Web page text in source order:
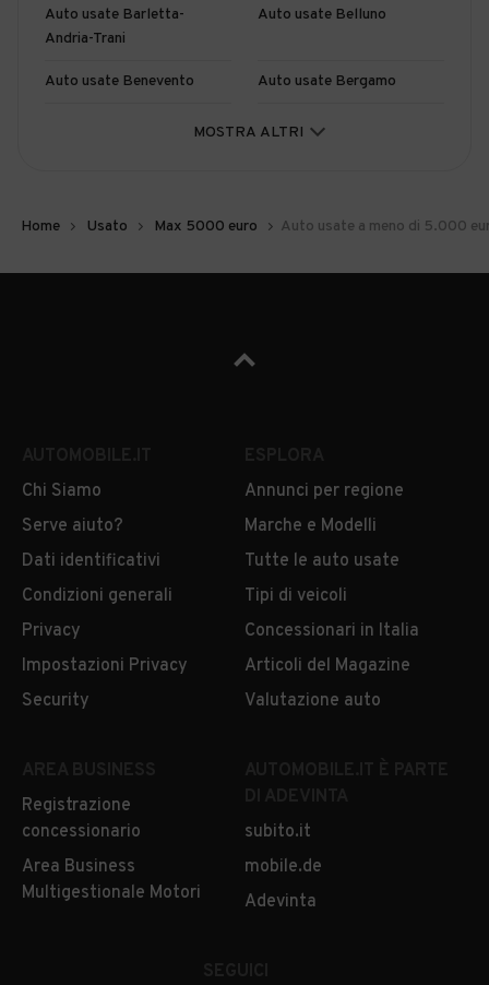
Auto usate Barletta-
Andria-Trani
Auto usate Belluno
Auto usate Benevento Auto usate Bergamo
Auto usate Bologna
Auto usate Brindisi
Auto usate Enna Auto usate Fermo
Auto usate Ferrara Auto usate Firenze
Auto usate Foggia
Auto usate Frosinone Auto usate Genova
Auto usate L'Aquila Auto usate La Spezia
Auto usate Latina Auto usate Lecce
MOSTRA ALTRI
Home Usato Max 5000 euro Auto usate a meno di 5.000
Chi Siamo
Serve aiuto?
Dati identificativi
Condizioni generali
Privacy
Impostazioni Privacy
Security
Annunci per regione
Marche e Modelli
Tutte le auto usate
Tipi di veicoli
Concessionari in Italia
Articoli del Magazine
Valutazione auto
Registrazione
concessionario
Area Business
Multigestionale Motori
subito.it
mobile.de
Adevinta